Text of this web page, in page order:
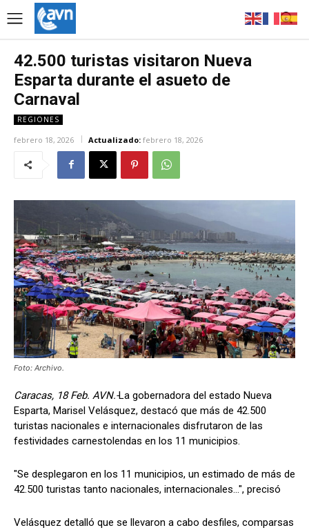
42.500 turistas visitaron Nueva
Esparta durante el asueto de
Carnaval
REGIONES
febrero 18, 2026 Actualizado: febrero 18, 2026
Foto: Archivo.
Caracas, 18 Feb. AVN.-La gobernadora del estado Nueva
Esparta, Marisel Velásquez, destacó que más de 42.500
turistas nacionales e internacionales disfrutaron de las
festividades carnestolendas en los 11 municipios.
"Se desplegaron en los 11 municipios, un estimado de más de
42.500 turistas tanto nacionales, internacionales...", precisó
Velásquez detalló que se llevaron a cabo desfiles, comparsas